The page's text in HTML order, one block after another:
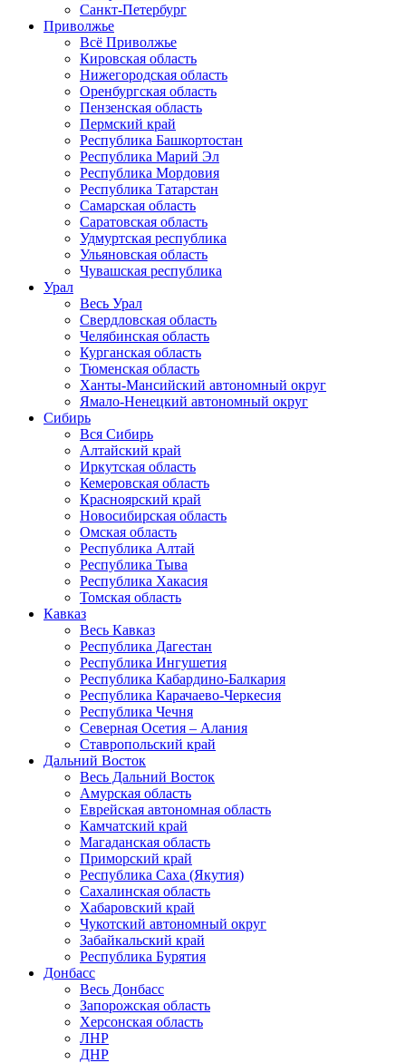
Санкт-Петербург
Приволжье
Всё Приволжье
Кировская область
Нижегородская область
Оренбургская область
Пензенская область
Пермский край
Республика Башкортостан
Республика Марий Эл
Республика Мордовия
Республика Татарстан
Самарская область
Саратовская область
Удмуртская республика
Ульяновская область
Чувашская республика
Урал
Весь Урал
Свердловская область
Челябинская область
Курганская область
Тюменская область
Ханты-Мансийский автономный округ
Ямало-Ненецкий автономный округ
Сибирь
Вся Сибирь
Алтайский край
Иркутская область
Кемеровская область
Красноярский край
Новосибирская область
Омская область
Республика Алтай
Республика Тыва
Республика Хакасия
Томская область
Кавказ
Весь Кавказ
Республика Дагестан
Республика Ингушетия
Республика Кабардино-Балкария
Республика Карачаево-Черкесия
Республика Чечня
Северная Осетия – Алания
Ставропольский край
Дальний Восток
Весь Дальний Восток
Амурская область
Еврейская автономная область
Камчатский край
Магаданская область
Приморский край
Республика Саха (Якутия)
Сахалинская область
Хабаровский край
Чукотский автономный округ
Забайкальский край
Республика Бурятия
Донбасс
Весь Донбасс
Запорожская область
Херсонская область
ЛНР
ДНР